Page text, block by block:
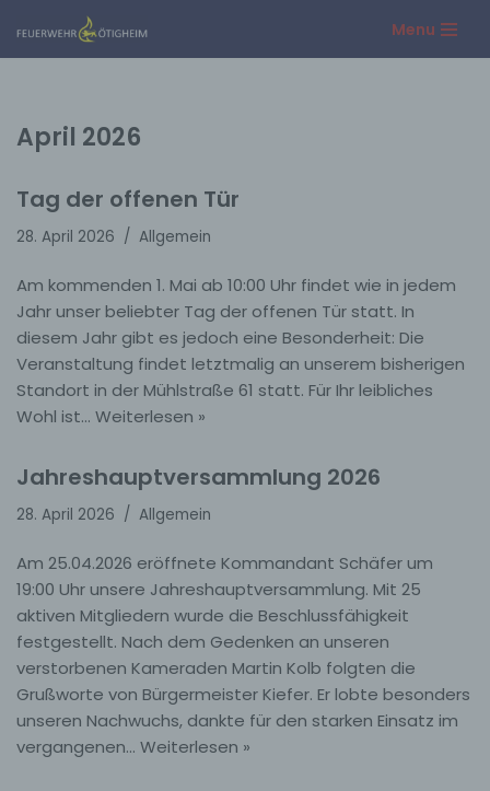
Zum
Menu
April 2026
Tag der offenen Tür
28. April 2026 Allgemein
Am kommenden 1. Mai ab 10:00 Uhr findet wie in jedem
Jahr unser beliebter Tag der offenen Tür statt. In
diesem Jahr gibt es jedoch eine Besonderheit: Die
Veranstaltung findet letztmalig an unserem bisherigen
Standort in der Mühlstraße 61 statt. Für Ihr leibliches
Wohl ist… Weiterlesen »
Jahreshauptversammlung 2026
28. April 2026 Allgemein
Am 25.04.2026 eröffnete Kommandant Schäfer um
19:00 Uhr unsere Jahreshauptversammlung. Mit 25
aktiven Mitgliedern wurde die Beschlussfähigkeit
festgestellt. Nach dem Gedenken an unseren
verstorbenen Kameraden Martin Kolb folgten die
Grußworte von Bürgermeister Kiefer. Er lobte besonders
unseren Nachwuchs, dankte für den starken Einsatz im
vergangenen… Weiterlesen »